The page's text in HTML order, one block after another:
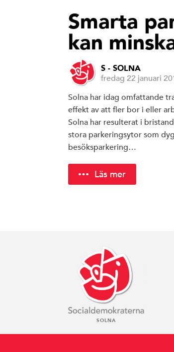
Smarta
kan
S - SOLNA
fredag 22 januari
Solna har idag omfattande
effekt av att fler bor i eller
Solna har resulterat i
stora parkeringsytor som
besöksparkering…
Läs mer
SOLNA